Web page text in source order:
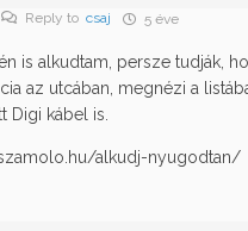
Reply to csaj 5 éve
is alkudtam, persze tudják,
az utcában, megnézi a
Digi kábel is.
alkudj-nyugodtan/